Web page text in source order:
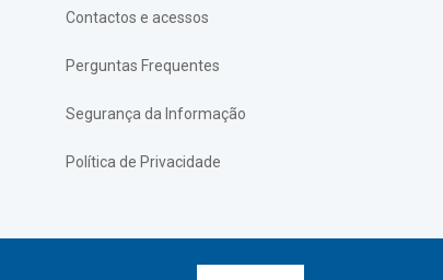
Contactos e acessos
Perguntas Frequentes
Segurança da Informação
Política de Privacidade